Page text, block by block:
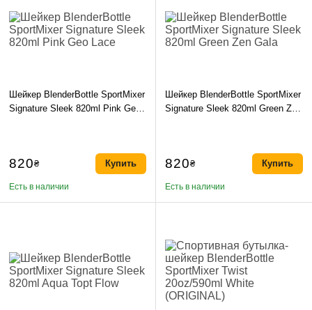
Шейкер BlenderBottle SportMixer
Signature Sleek 820ml Pink Geo
820₴
Есть в наличии
Купить
Шейкер BlenderBottle SportMixer
Signature Sleek 820ml Green Zen
820₴
Есть в наличии
Купить